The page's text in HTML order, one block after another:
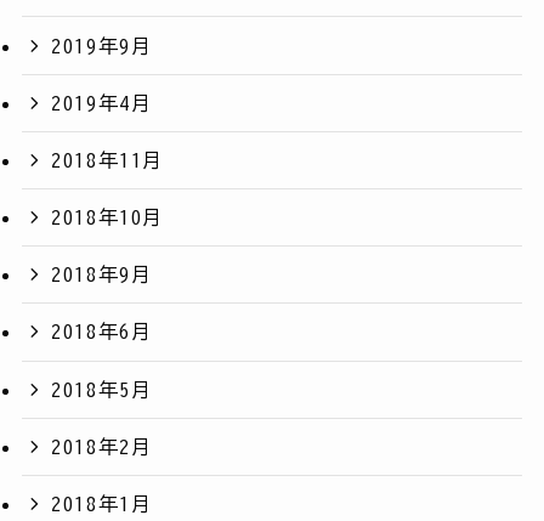
2019年9月
2019年4月
2018年11月
2018年10月
2018年9月
2018年6月
2018年5月
2018年2月
2018年1月